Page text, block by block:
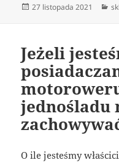
Data
27 listopada 2021
Jeżeli
jednośladu
O ile jesteśmy